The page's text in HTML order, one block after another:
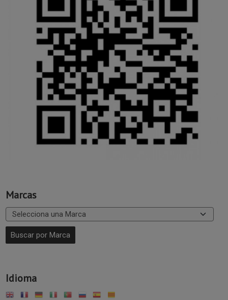
Marcas
Idioma